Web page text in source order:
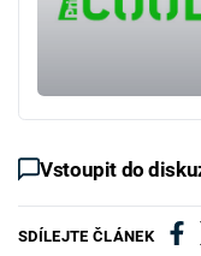
Vstoupit do
SDÍLEJTE ČLÁNEK